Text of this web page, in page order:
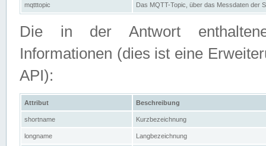
mqtttopic Das MQTT-Topic, über das Messdaten der
Die in der Antwort
Informationen (dies ist eine
API):
Attribut Beschreibung
shortname Kurzbezeichnung
longname Langbezeichnung